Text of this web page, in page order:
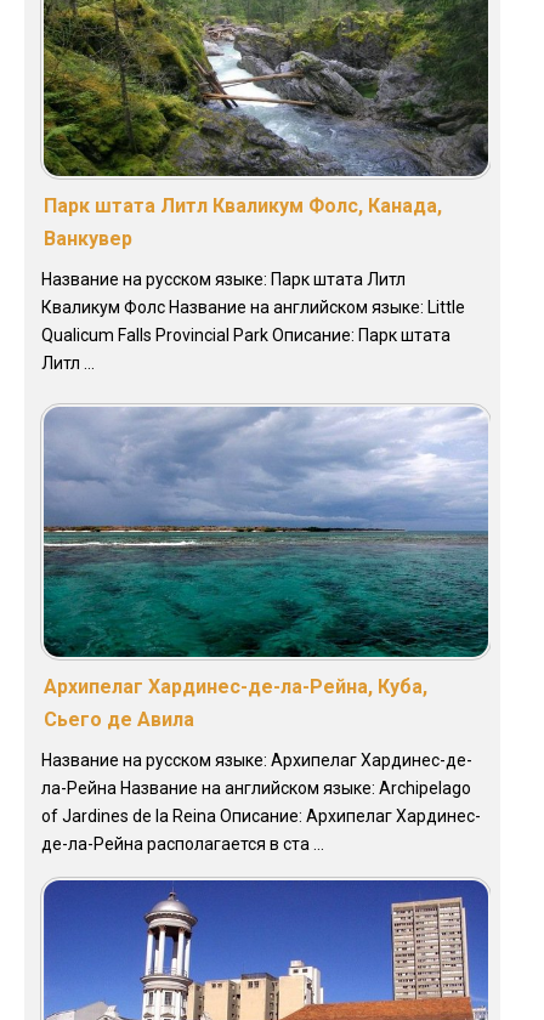
Парк штата Литл Кваликум Фолс, Канада,
Ванкувер
Название на русском языке: Парк штата Литл
Кваликум Фолс Название на английском языке: Little
Qualicum Falls Provincial Park Описание: Парк штата
Литл ...
Архипелаг Хардинес-де-ла-Рейна, Куба,
Сьего де Авила
Название на русском языке: Архипелаг Хардинес-де-
ла-Рейна Название на английском языке: Archipelago
of Jardines de la Reina Описание: Архипелаг Хардинес-
де-ла-Рейна располагается в ста ...